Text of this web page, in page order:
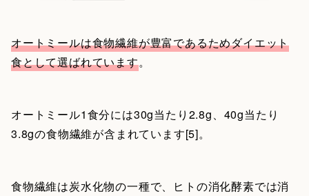
オートミールは食物繊維が豊富であるためダイエット
食として選ばれています。
オートミール1食分には30g当たり2.8g、40g当たり
3.8gの食物繊維が含まれています[5]。
食物繊維は炭水化物の一種で、ヒトの消化酵素では消